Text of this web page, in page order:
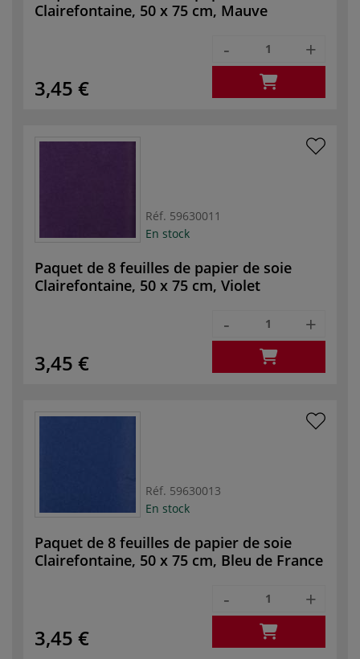
Clairefontaine, 50 x 75 cm, Mauve
3,45 €
- +
Réf. 59630011
En stock
Paquet de 8 feuilles de papier de soie
Clairefontaine, 50 x 75 cm, Violet
3,45 €
- +
Réf. 59630013
En stock
Paquet de 8 feuilles de papier de soie
Clairefontaine, 50 x 75 cm, Bleu de France
3,45 €
- +